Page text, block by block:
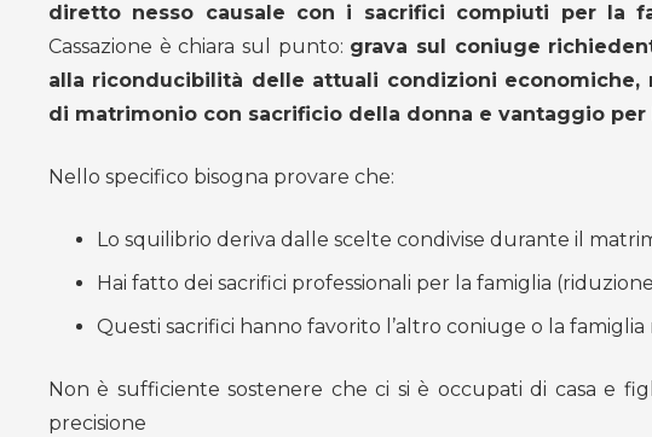
diretto nesso causale con i sacrifici compiuti per la
Cassazione è chiara sul punto: grava sul coniuge
alla riconducibilità delle attuali condizioni
di matrimonio con sacrificio della donna e vantaggio per
Nello specifico bisogna provare che:
Lo squilibrio deriva dalle scelte condivise durante il
Hai fatto dei sacrifici professionali per la famiglia
Questi sacrifici hanno favorito l’altro coniuge o la famiglia
Non è sufficiente sostenere che ci si è occupati di casa e
precisione